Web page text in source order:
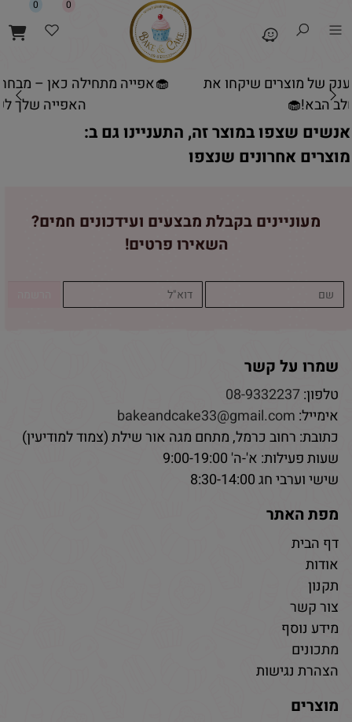
את
🧁אפייה מתחילה כאן – מבחר ענק של מוצרים
האפייה שלך לשלב הבא!🧁
0 0
אנשים שצפו במוצר זה, התעניינו גם ב:
מוצרים אחרונים שנצפו
מעוניינים בקבלת מבצעים ועידכונים חמים?
השאירו פרטים!
שמרו על קשר
טלפון:08-9332237
אימייל: bakeandcake33@gmail.com
כתובת: רחוב כרמל, מתחם מגה אור שילת (צמוד למודיעין)
שעות פעילות: א'-ה' 9:00-19:00
שישי וערבי חג 8:30-14:00
מפת האתר
דף הבית
אודות
תקנון
צור קשר
מידע נוסף
מתכונים
הצהרת נגישות
מוצרים